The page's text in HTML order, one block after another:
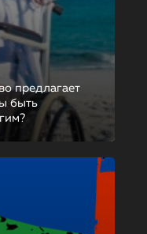
предлагает
быть